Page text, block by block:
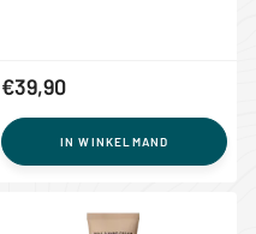
€39,90
IN WINKELMAND